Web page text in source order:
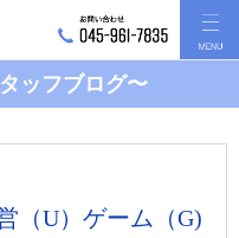
ッフブログ〜
（U）ゲーム（G)